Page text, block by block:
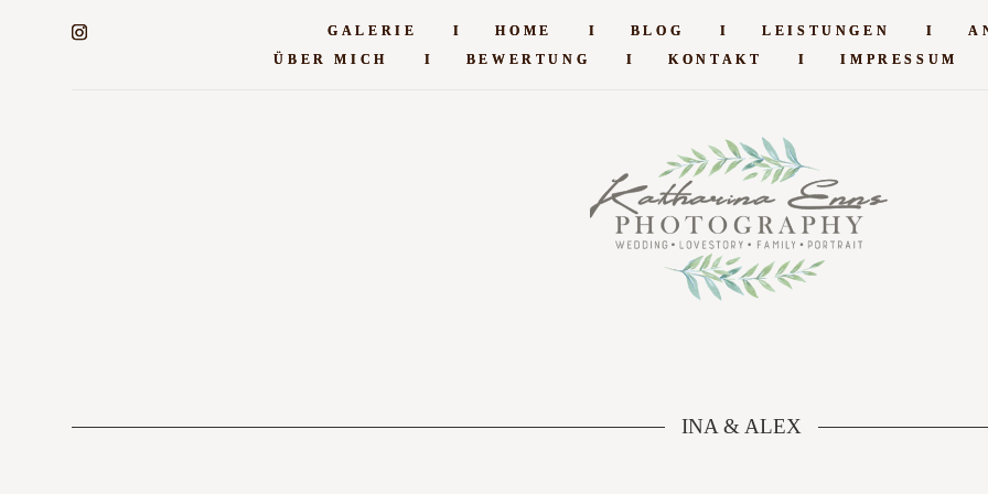
GALERIE I HOME I BLOG I LEISTUNGEN I
ÜBER MICH
I BEWERTUNG I KONTAKT I IMPRESSUM
GALERIE I HOME I BLOG I LEISTUNGEN I
ÜBER MICH
I BEWERTUNG I KONTAKT I IMPRESSUM
INA & ALEX